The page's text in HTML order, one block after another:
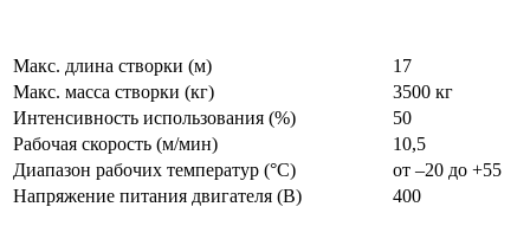
Макс. длина створки (м)
17
Макс. масса створки (кг)
3500 кг
Интенсивность использования (%)
50
Рабочая скорость (м/мин)
10,5
Диапазон рабочих температур (°C)
от –20 до +55
Напряжение питания двигателя (В)
400